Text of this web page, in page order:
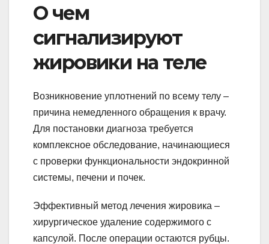
О чем
сигнализируют
жировики на теле
Возникновение уплотнений по всему телу –
причина немедленного обращения к врачу.
Для постановки диагноза требуется
комплексное обследование, начинающиеся
с проверки функциональности эндокринной
системы, печени и почек.
Эффективный метод лечения жировика –
хирургическое удаление содержимого с
капсулой. После операции остаются рубцы.